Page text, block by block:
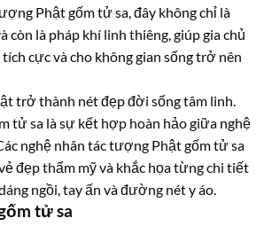
Phật gốm tử sa, đây không chỉ là
còn là pháp khí linh thiêng, giúp gia chủ
cực và cho không gian sống trở nên
trở thành nét đẹp đời sống tâm linh.
tử sa là sự kết hợp hoàn hảo giữa nghệ
nghệ nhân tác tượng Phật gốm tử sa
đẹp thẩm mỹ và khắc họa từng chi tiết
ngồi, tay ấn và đường nét y áo.
tử sa